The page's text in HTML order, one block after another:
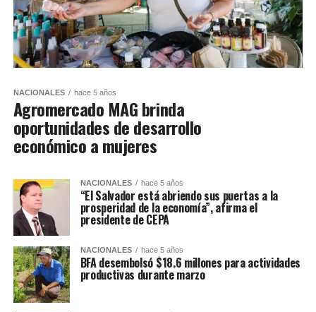
NACIONALES hace 5 años
Agromercado MAG brinda
oportunidades de desarrollo
económico a mujeres
NACIONALES hace 5 años
“El Salvador está abriendo sus puertas a la
prosperidad de la economía”, afirma el
presidente de CEPA
NACIONALES hace 5 años
BFA desembolsó $18.6 millones para actividades
productivas durante marzo